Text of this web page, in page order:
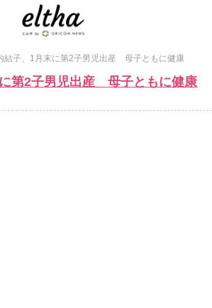
結子、1月末に第2子男児出産 母子ともに健康
第2子男児出産 母子ともに健康